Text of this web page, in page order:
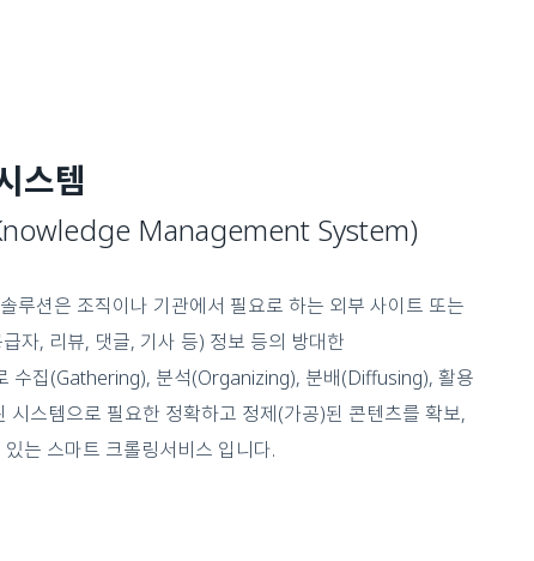
스템
Management System)
루션은 조직이나 기관에서 필요로 하는 외부 사이트 또는
자, 리뷰, 댓글, 기사 등) 정보 등의 방대한
수집(Gathering), 분석(Organizing), 분배(Diffusing), 활용
시스템으로 필요한 정확하고 정제(가공)된 콘텐츠를 확보,
는 스마트 크롤링서비스 입니다.